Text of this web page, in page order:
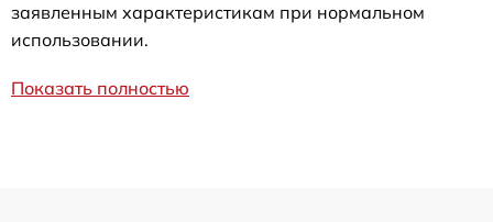
заявленным характеристикам при нормальном
использовании.
Показать полностью